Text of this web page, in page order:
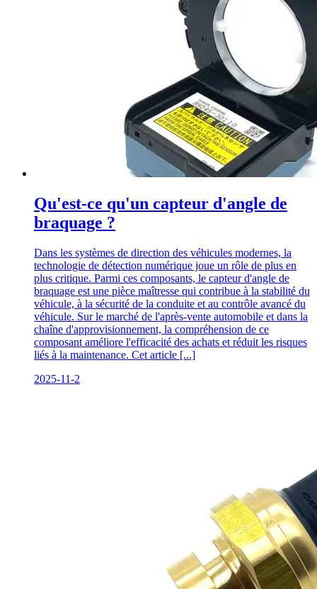
Qu'est-ce qu'un capteur d'angle de
braquage ?
Dans les systèmes de direction des véhicules modernes, la
technologie de détection numérique joue un rôle de plus en
plus critique. Parmi ces composants, le capteur d'angle de
braquage est une pièce maîtresse qui contribue à la stabilité du
véhicule, à la sécurité de la conduite et au contrôle avancé du
véhicule. Sur le marché de l'après-vente automobile et dans la
chaîne d'approvisionnement, la compréhension de ce
composant améliore l'efficacité des achats et réduit les risques
liés à la maintenance. Cet article [...]
2025-11-2